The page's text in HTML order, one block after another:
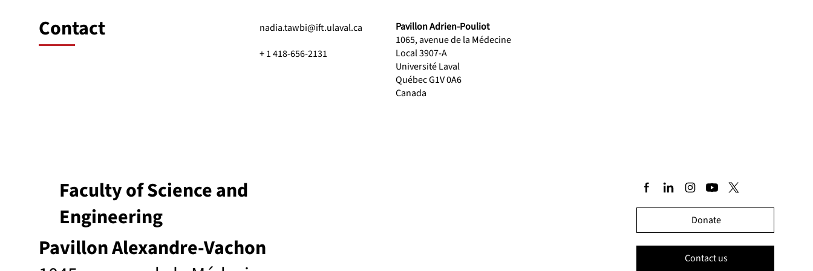
Contact
nadia.tawbi@ift.ulaval.ca
+ 1 418-656-2131
Pavillon Adrien-Pouliot
1065, avenue de la Médecine
Local 3907-A
Université Laval
Québec G1V 0A6
Canada
Pavillon Alexandre-Vachon
Faculty of Science and
Engineering
Donate
Contact us